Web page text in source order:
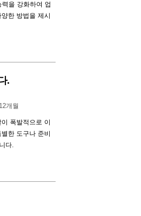
을 강화하여 업
한 방법을 제시
.
12개월
폭발적으로 이
한 도구나 준비
다.